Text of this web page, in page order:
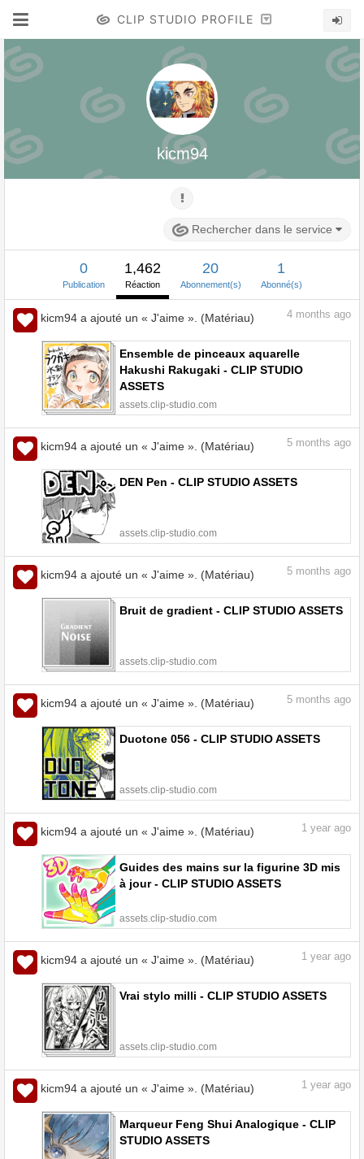
CLIP STUDIO PROFILE
kicm94
Rechercher dans le service
0
Publication
1,462
Réaction
20
Abonnement(s)
1
Abonné(s)
kicm94 a ajouté un « J'aime ». (Matériau) 4 months ago
Ensemble de pinceaux aquarelle
Hakushi Rakugaki - CLIP STUDIO
ASSETS
assets.clip-studio.com
kicm94 a ajouté un « J'aime ». (Matériau) 5 months ago
DEN Pen - CLIP STUDIO ASSETS
assets.clip-studio.com
kicm94 a ajouté un « J'aime ». (Matériau) 5 months ago
Bruit de gradient - CLIP STUDIO ASSETS
assets.clip-studio.com
kicm94 a ajouté un « J'aime ». (Matériau) 5 months ago
Duotone 056 - CLIP STUDIO ASSETS
assets.clip-studio.com
kicm94 a ajouté un « J'aime ». (Matériau) 1 year ago
Guides des mains sur la figurine 3D mis
à jour - CLIP STUDIO ASSETS
assets.clip-studio.com
kicm94 a ajouté un « J'aime ». (Matériau) 1 year ago
Vrai stylo milli - CLIP STUDIO ASSETS
assets.clip-studio.com
kicm94 a ajouté un « J'aime ». (Matériau) 1 year ago
Marqueur Feng Shui Analogique - CLIP
STUDIO ASSETS